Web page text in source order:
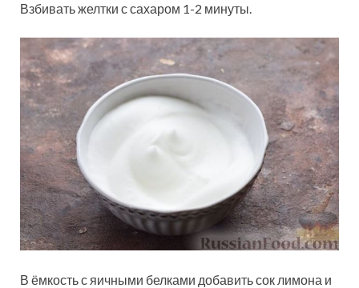
Взбивать желтки с сахаром 1-2 минуты.
В ёмкость с яичными белками добавить сок лимона и